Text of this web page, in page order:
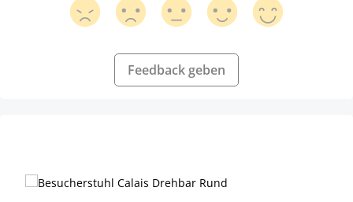
Feedback geben